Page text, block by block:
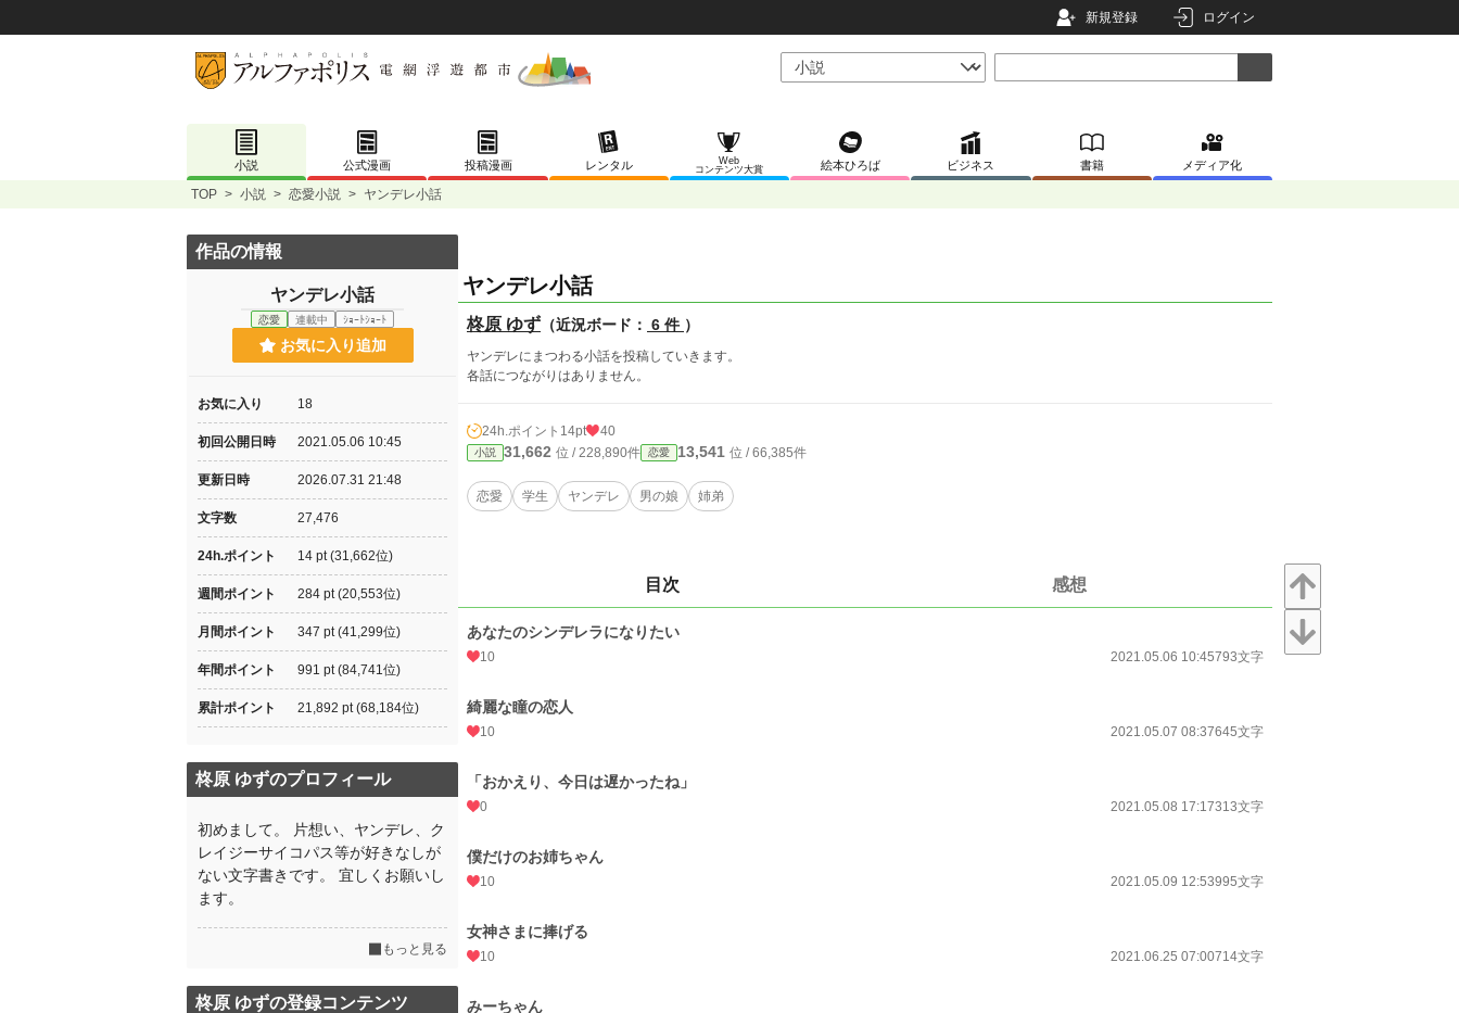
新規登録 ログイン
小説 公式漫画 投稿漫画 レンタル
Web
コンテンツ大賞
絵本ひろば ビジネス 書籍 メディア化
TOP > 小説 > 恋愛小説 > ヤンデレ小話
ヤンデレ小話
柊原 ゆず （近況ボード： 6 件 ）
ヤンデレにまつわる小話を投稿していきます。
各話につながりはありません。
24h.ポイント 14pt 40
小説 31,662 位 / 228,890件 恋愛 13,541 位 / 66,385件
恋愛 学生 ヤンデレ 男の娘 姉弟
目次 感想
あなたのシンデレラになりたい
10 2021.05.06 10:45793文字
綺麗な瞳の恋人
10 2021.05.07 08:37645文字
「おかえり、今日は遅かったね」
0 2021.05.08 17:17313文字
僕だけのお姉ちゃん
10 2021.05.09 12:53995文字
女神さまに捧げる
10 2021.06.25 07:00714文字
みーちゃん
作品の情報
ヤンデレ小話
恋愛 連載中 ｼｮｰﾄｼｮｰﾄ
お気に入り追加
お気に入り 18
初回公開日時 2021.05.06 10:45
更新日時 2026.07.31 21:48
文字数 27,476
24h.ポイント 14 pt (31,662位)
週間ポイント 284 pt (20,553位)
月間ポイント 347 pt (41,299位)
年間ポイント 991 pt (84,741位)
累計ポイント 21,892 pt (68,184位)
柊原 ゆずのプロフィール
初めまして。 片想い、ヤンデレ、ク
レイジーサイコパス等が好きなしが
ない文字書きです。 宜しくお願いし
ます。
もっと見る
柊原 ゆずの登録コンテンツ